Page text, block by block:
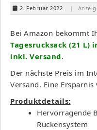
2. Februar 2022 |
Bei Amazon bekommt
Tagesrucksack (21
inkl. Versand.
Der nächste Preis im
Versand. Eine
Produktdetails:
Hervorragende
Rückensystem